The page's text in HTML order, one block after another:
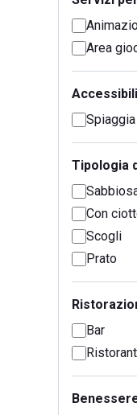
Area
Tipologia
Con
Scogli
Prato
Bar